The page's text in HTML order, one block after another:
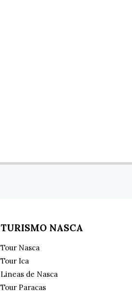
TURISMO NASCA
Tour Nasca
Tour Ica
Lineas de Nasca
Tour Paracas